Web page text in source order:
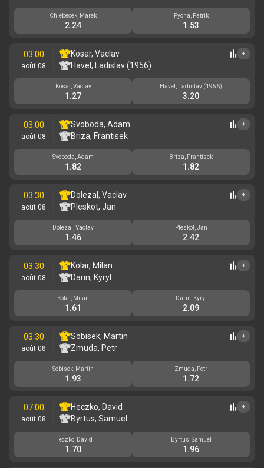
Chlebecek, Marek
2.24
Pycha, Patrik
1.53
03:00
août 08
Kosar, Vaclav
Havel, Ladislav (1956)
+
Kosar, Vaclav
1.27
Havel, Ladislav (1956)
3.20
03:00
août 08
Svoboda, Adam
Briza, Frantisek
+
Svoboda, Adam
1.82
Briza, Frantisek
1.82
03:30
août 08
Dolezal, Vaclav
Pleskot, Jan
+
Dolezal, Vaclav
1.46
Pleskot, Jan
2.42
03:30
août 08
Kolar, Milan
Darin, Kyryl
+
Kolar, Milan
1.61
Darin, Kyryl
2.09
03:30
août 08
Sobisek, Martin
Zmuda, Petr
+
Sobisek, Martin
1.93
Zmuda, Petr
1.72
07:00
août 08
Heczko, David
Byrtus, Samuel
+
Heczko, David
1.70
Byrtus, Samuel
1.96